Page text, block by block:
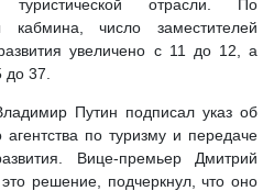
туристической отрасли. По
кабмина, число заместителей
увеличено с 11 до 12, а
37.
Путин подписал указ об
по туризму и передаче
Вице-премьер Дмитрий
решение, подчеркнул, что оно